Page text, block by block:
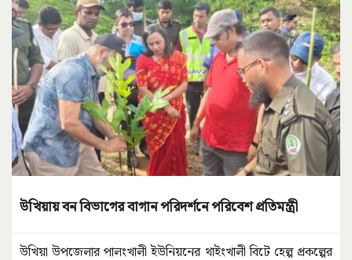
উখিয়ায় বন বিভাগের বাগান পরিদর্শনে পরিবেশ প্রতিমন্ত্রী
উখিয়া উপজেলার পালংখালী ইউনিয়নের থাইংখালী বিটে হেল্প প্রকল্পের